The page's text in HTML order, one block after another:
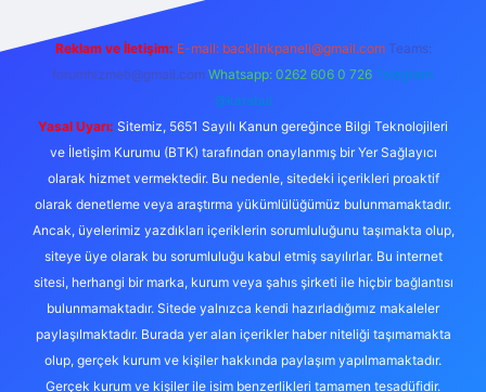
Reklam ve İletişim: E-mail: backlinkpaneli@gmail.com Teams:
forumhizmeti@gmail.com Whatsapp: 0262 606 0 726 Telegram:
@karabul
Yasal Uyarı: Sitemiz, 5651 Sayılı Kanun gereğince Bilgi Teknolojileri
ve İletişim Kurumu (BTK) tarafından onaylanmış bir Yer Sağlayıcı
olarak hizmet vermektedir. Bu nedenle, sitedeki içerikleri proaktif
olarak denetleme veya araştırma yükümlülüğümüz bulunmamaktadır.
Ancak, üyelerimiz yazdıkları içeriklerin sorumluluğunu taşımakta olup,
siteye üye olarak bu sorumluluğu kabul etmiş sayılırlar. Bu internet
sitesi, herhangi bir marka, kurum veya şahıs şirketi ile hiçbir bağlantısı
bulunmamaktadır. Sitede yalnızca kendi hazırladığımız makaleler
paylaşılmaktadır. Burada yer alan içerikler haber niteliği taşımamakta
olup, gerçek kurum ve kişiler hakkında paylaşım yapılmamaktadır.
Gerçek kurum ve kişiler ile isim benzerlikleri tamamen tesadüfidir.